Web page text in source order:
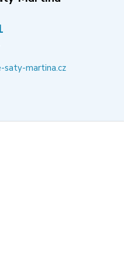
saty-martina.cz